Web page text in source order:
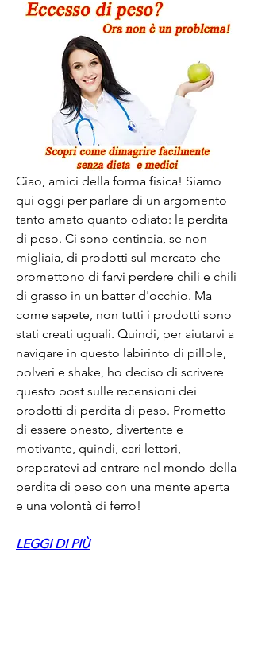
Ciao, amici della forma fisica! Siamo
qui oggi per parlare di un argomento
tanto amato quanto odiato: la perdita
di peso. Ci sono centinaia, se non
migliaia, di prodotti sul mercato che
promettono di farvi perdere chili e chili
di grasso in un batter d'occhio. Ma
come sapete, non tutti i prodotti sono
stati creati uguali. Quindi, per aiutarvi a
navigare in questo labirinto di pillole,
polveri e shake, ho deciso di scrivere
questo post sulle recensioni dei
prodotti di perdita di peso. Prometto
di essere onesto, divertente e
motivante, quindi, cari lettori,
preparatevi ad entrare nel mondo della
perdita di peso con una mente aperta
e una volontà di ferro!
LEGGI DI PIÙ